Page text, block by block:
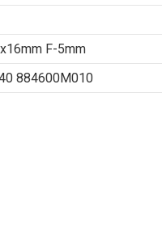
F-5mm
884600M010